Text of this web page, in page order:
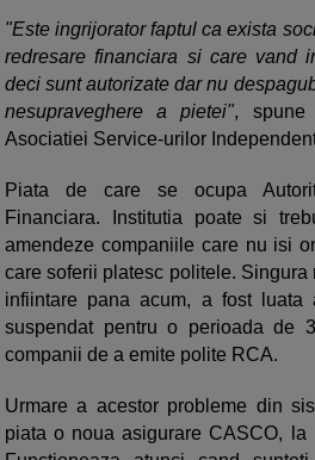
"Este ingrijorator faptul ca exista
redresare financiara si care vand
deci sunt autorizate dar nu
nesupraveghere a pietei", spune
Asociatiei Service-urilor
Piata de care se ocupa
Financiara. Institutia poate si
amendeze companiile care nu isi
care soferii platesc politele. Singura
infiintare pana acum, a fost luata
suspendat pentru o perioada de
companii de a emite polite RCA.
Urmare a acestor probleme din
piata o noua asigurare CASCO, la